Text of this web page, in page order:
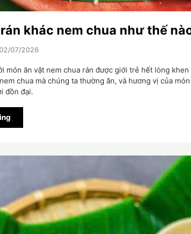
khác nem chua như thế
02/07/2026
món ăn vặt nem chua rán được giới trẻ hết lòng khen
chua mà chúng ta thường ăn, và hương vị của
đồn đại.